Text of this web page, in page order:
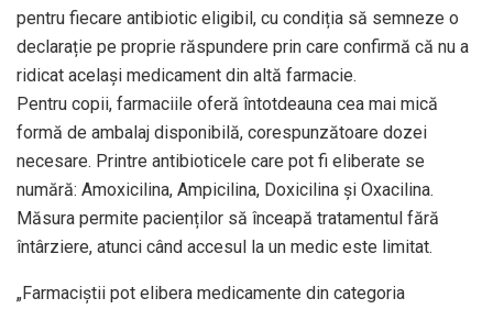
pentru fiecare antibiotic eligibil, cu condiția să semneze o
declarație pe proprie răspundere prin care confirmă că nu a
ridicat același medicament din altă farmacie.
Pentru copii, farmaciile oferă întotdeauna cea mai mică
formă de ambalaj disponibilă, corespunzătoare dozei
necesare. Printre antibioticele care pot fi eliberate se
numără: Amoxicilina, Ampicilina, Doxicilina și Oxacilina.
Măsura permite pacienților să înceapă tratamentul fără
întârziere, atunci când accesul la un medic este limitat.
„Farmaciștii pot elibera medicamente din categoria